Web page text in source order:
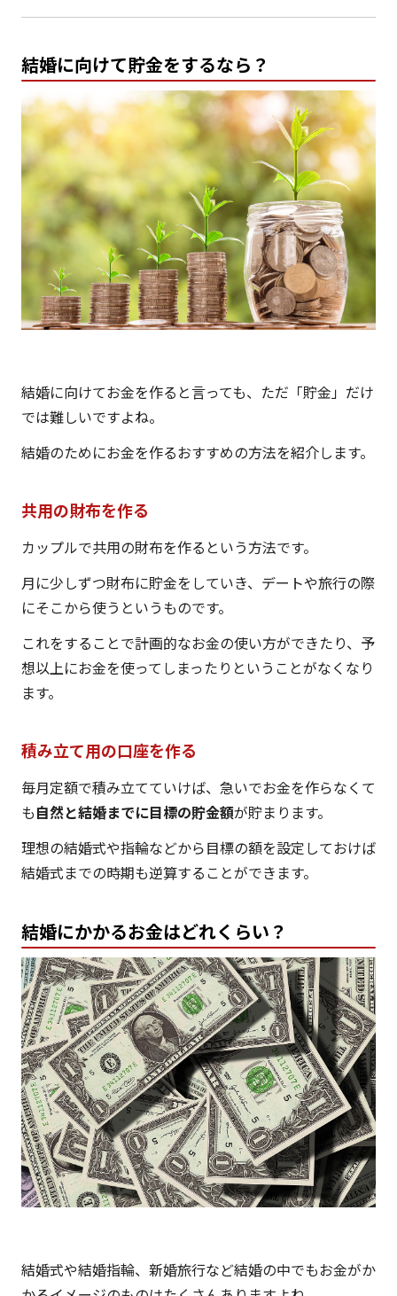
結婚に向けて貯金をするなら？
結婚に向けてお金を作ると言っても、ただ「貯金」だけ
では難しいですよね。
結婚のためにお金を作るおすすめの方法を紹介します。
共用の財布を作る
カップルで共用の財布を作るという方法です。
月に少しずつ財布に貯金をしていき、デートや旅行の際
にそこから使うというものです。
これをすることで計画的なお金の使い方ができたり、予
想以上にお金を使ってしまったりということがなくなり
ます。
積み立て用の口座を作る
毎月定額で積み立てていけば、急いでお金を作らなくて
も自然と結婚までに目標の貯金額が貯まります。
理想の結婚式や指輪などから目標の額を設定しておけば
結婚式までの時期も逆算することができます。
結婚にかかるお金はどれくらい？
結婚式や結婚指輪、新婚旅行など結婚の中でもお金がか